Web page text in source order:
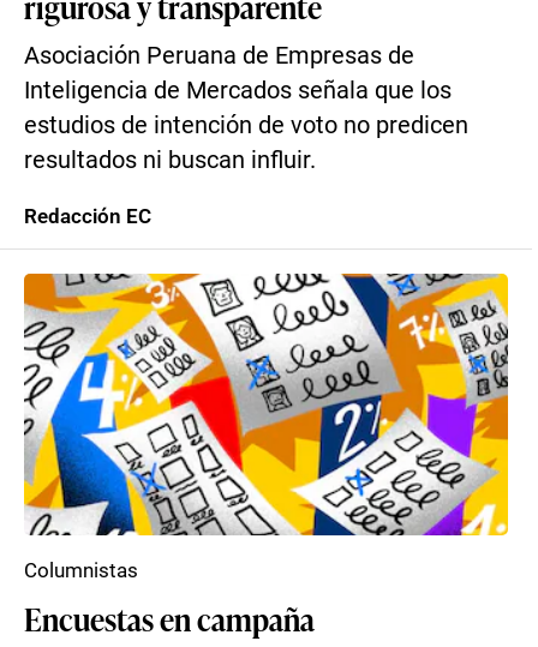
Asociación Peruana de Empresas de
Inteligencia de Mercados señala que los
estudios de intención de voto no predicen
resultados ni buscan influir.
Redacción EC
Encuestas en campaña
Columnistas